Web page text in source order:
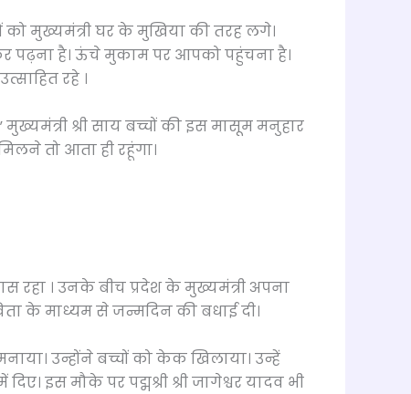
को मुख्यमंत्री घर के मुखिया की तरह लगे।
पढ़ना है। ऊंचे मुकाम पर आपको पहुंचना है।
रहे ।
श्री साय बच्चों की इस मासूम मनुहार
तो आता ही रहूंगा।
। उनके बीच प्रदेश के मुख्यमंत्री अपना
के माध्यम से जन्मदिन की बधाई दी।
उन्होंने बच्चों को केक खिलाया। उन्हें
इस मौके पर पद्मश्री श्री जागेश्वर यादव भी